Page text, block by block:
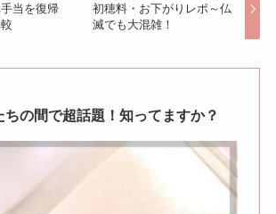
当を復帰
初穂料・お下がりレポ～仏
滅でも大混雑！
ちの間で超話題！知ってますか？